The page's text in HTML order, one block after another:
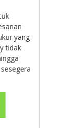
yang
tidak